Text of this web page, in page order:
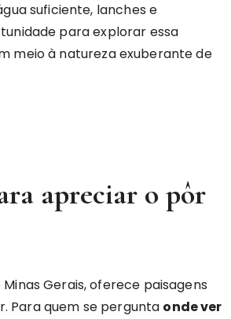
suficiente, lanches e
para explorar essa
meio à natureza exuberante de
apreciar o pôr
Gerais, oferece paisagens
Para quem se pergunta onde ver